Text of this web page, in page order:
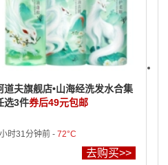
道夫旗舰店•山海经洗发水合集
选3件券后49元包邮
时31分钟前 - 72°C
去购买>>